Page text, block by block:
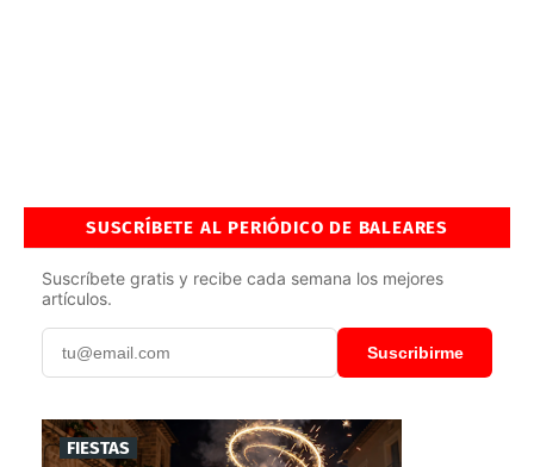
SUSCRÍBETE AL PERIÓDICO DE BALEARES
Suscríbete gratis y recibe cada semana los mejores
artículos.
Suscribirme
FIESTAS